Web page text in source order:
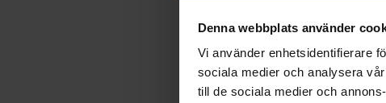
Denna webbplats använder
Vi använder enhetsidentifierare
sociala medier och analysera
till de sociala medier och